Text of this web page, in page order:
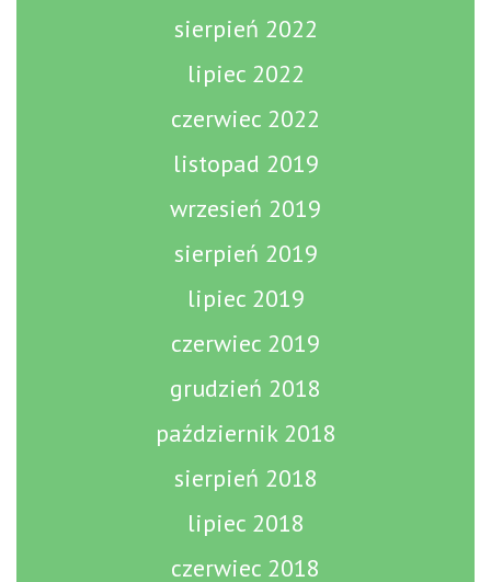
sierpień 2022
lipiec 2022
czerwiec 2022
listopad 2019
wrzesień 2019
sierpień 2019
lipiec 2019
czerwiec 2019
grudzień 2018
październik 2018
sierpień 2018
lipiec 2018
czerwiec 2018